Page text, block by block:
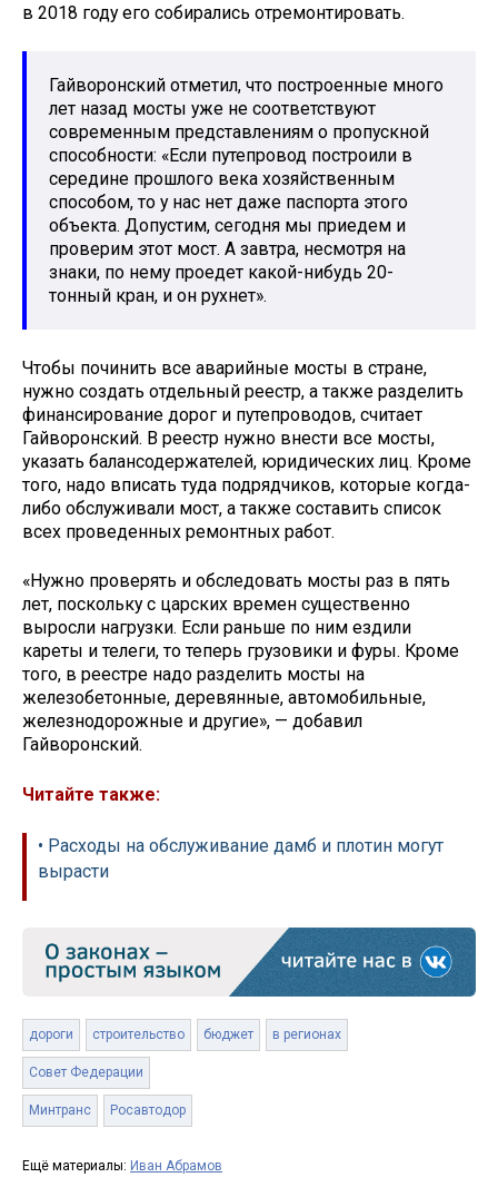
в 2018 году его собирались отремонтировать.
Гайворонский отметил, что построенные много
лет назад мосты уже не соответствуют
современным представлениям о пропускной
способности: «Если путепровод построили в
середине прошлого века хозяйственным
способом, то у нас нет даже паспорта этого
объекта. Допустим, сегодня мы приедем и
проверим этот мост. А завтра, несмотря на
знаки, по нему проедет какой-нибудь 20-
тонный кран, и он рухнет».
Чтобы починить все аварийные мосты в стране,
нужно создать отдельный реестр, а также разделить
финансирование дорог и путепроводов, считает
Гайворонский. В реестр нужно внести все мосты,
указать балансодержателей, юридических лиц. Кроме
того, надо вписать туда подрядчиков, которые когда-
либо обслуживали мост, а также составить список
всех проведенных ремонтных работ.
«Нужно проверять и обследовать мосты раз в пять
лет, поскольку с царских времен существенно
выросли нагрузки. Если раньше по ним ездили
кареты и телеги, то теперь грузовики и фуры. Кроме
того, в реестре надо разделить мосты на
железобетонные, деревянные, автомобильные,
железнодорожные и другие», — добавил
Гайворонский.
Читайте также:
• Расходы на обслуживание дамб и плотин могут
вырасти
дороги строительство бюджет в регионах
Совет Федерации
Минтранс Росавтодор
Ещё материалы: Иван Абрамов